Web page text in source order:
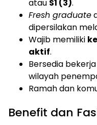
atau S1 (3).
Fresh graduate
dipersilakan
Wajib memiliki
aktif.
Bersedia
wilayah
Ramah dan
Benefit dan